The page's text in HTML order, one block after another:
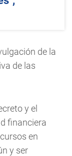
de la
de las
y el
financiera
en
y ser